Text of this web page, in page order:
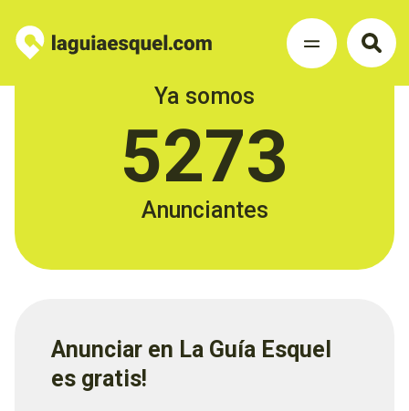
Ya somos
5273
Anunciantes
Anunciar en La Guía Esquel
es gratis!